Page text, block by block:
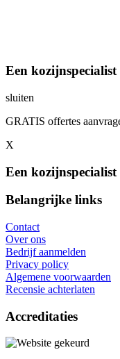
Een
sluiten
GRATIS offertes
X
Een
Belangrijke links
Contact
Over ons
Bedrijf aanmelden
Privacy policy
Algemene voorwaarden
Recensie achterlaten
Accreditaties